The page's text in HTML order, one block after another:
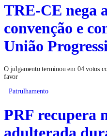
TRE-CE nega
convenção e
União
O julgamento terminou em 04 votos
favor
Patrulhamento
PRF recupera
adulterada